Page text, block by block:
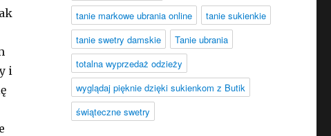
i
tanie markowe ubrania online
tanie sukienkie
tanie swetry damskie
Tanie ubrania
totalna wyprzedaż odzieży
wyglądaj pięknie dzięki sukienkom z Butik
świąteczne swetry